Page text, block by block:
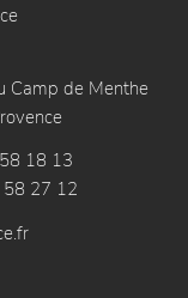
Camp de Menthe
18 13
58 27 12